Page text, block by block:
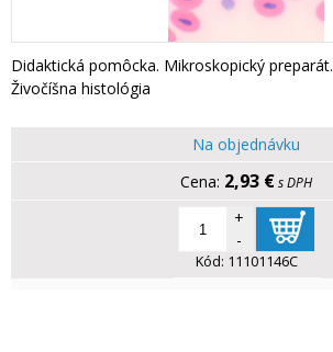
Didaktická pomôcka. Mikroskopický preparát.
Živočíšna histológia
Na objednávku
2,93 €s DPH
+
-
Kód: 11101146C